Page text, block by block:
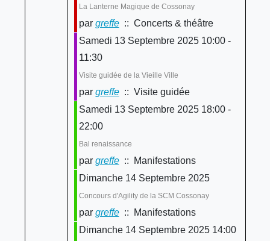
La Lanterne Magique de Cossonay
par greffe:: Concerts & théâtre
Samedi 13 Septembre 2025 10:00 -
11:30
Visite guidée de la Vieille Ville
par greffe:: Visite guidée
Samedi 13 Septembre 2025 18:00 -
22:00
Bal renaissance
par greffe:: Manifestations
Dimanche 14 Septembre 2025
Concours d'Agility de la SCM Cossonay
par greffe:: Manifestations
Dimanche 14 Septembre 2025 14:00